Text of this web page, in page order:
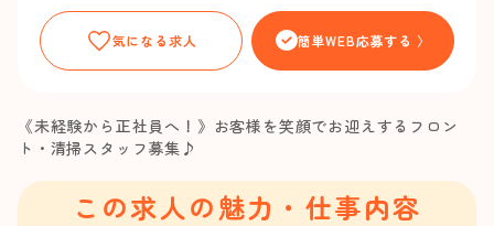
気になる求人 簡単WEB応募する 〉
《未経験から正社員へ！》お客様を笑顔でお迎えするフロン
ト・清掃スタッフ募集♪
この求人の魅力・仕事内容